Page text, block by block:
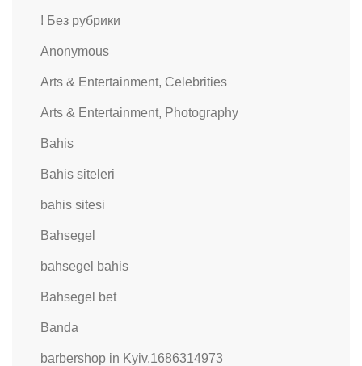
! Без рубрики
Anonymous
Arts & Entertainment, Celebrities
Arts & Entertainment, Photography
Bahis
Bahis siteleri
bahis sitesi
Bahsegel
bahsegel bahis
Bahsegel bet
Banda
barbershop in Kyiv.1686314973